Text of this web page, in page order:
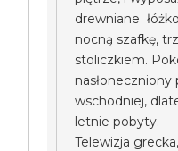
drewniane
nocną szafkę,
stoliczkiem.
wschodniej,
letnie pobyty.
Telewizja